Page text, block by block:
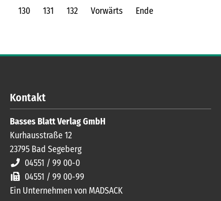
130
131 132 Vorwärts Ende
Kontakt
Basses Blatt Verlag GmbH
Kurhausstraße 12
23795 Bad Segeberg
04551 / 99 00-0
04551 / 99 00-99
Ein Unternehmen von MADSACK